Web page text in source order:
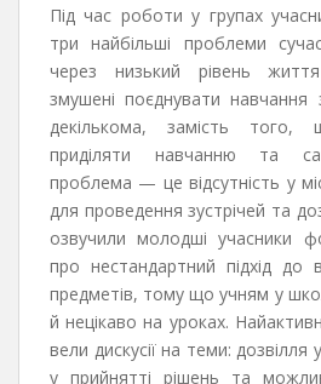
Під час роботи у групах
три найбільші проблеми
через низький рівень
змушені поєднувати
декількома, замість
приділяти навчанню та
проблема — це відсутність у
для проведення зустрічей та
озвучили молодші учасники
про нестандартний підхід до
предметів, тому що учням у
й нецікаво на уроках.
вели дискусії на теми: дозвілля
у прийнятті рішень та